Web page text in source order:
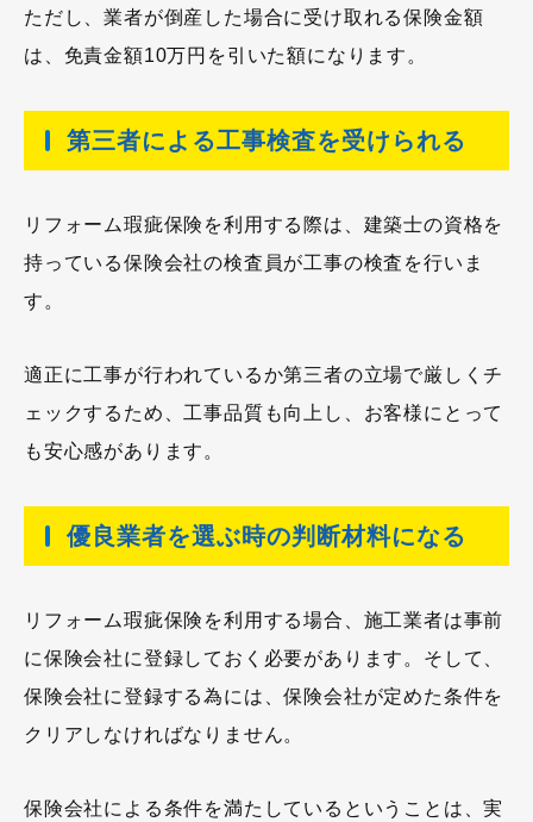
ただし、業者が倒産した場合に受け取れる保険金額
は、免責金額10万円を引いた額になります。
第三者による工事検査を受けられる
リフォーム瑕疵保険を利用する際は、建築士の資格を
持っている保険会社の検査員が工事の検査を行いま
す。
適正に工事が行われているか第三者の立場で厳しくチ
ェックするため、工事品質も向上し、お客様にとって
も安心感があります。
優良業者を選ぶ時の判断材料になる
リフォーム瑕疵保険を利用する場合、施工業者は事前
に保険会社に登録しておく必要があります。そして、
保険会社に登録する為には、保険会社が定めた条件を
クリアしなければなりません。
保険会社による条件を満たしているということは、実